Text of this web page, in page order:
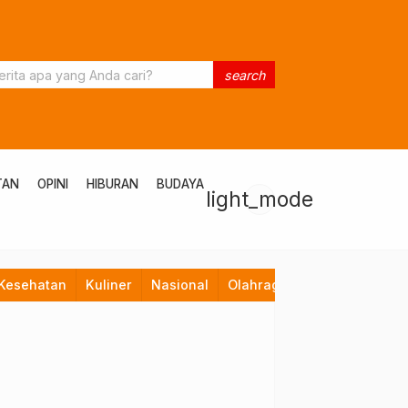
search
OPINI HIBURAN BUDAYA
light_mode
Kuliner Nasional Olahraga